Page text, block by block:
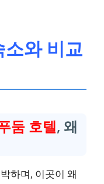
와 비교
둠 호텔, 왜
하며, 이곳이 왜